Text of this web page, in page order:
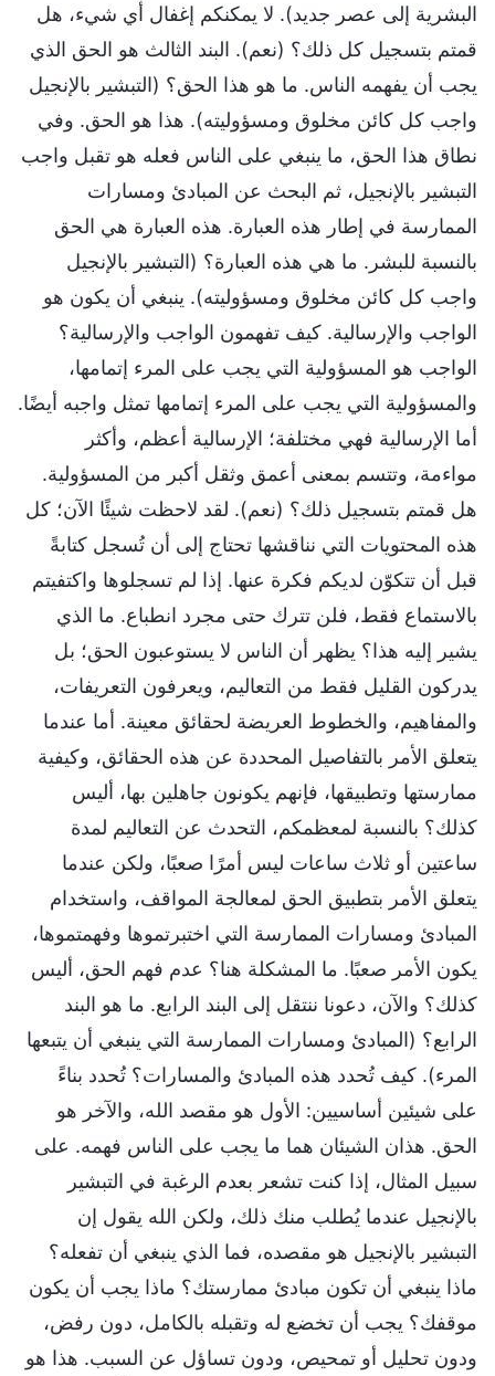
البشرية إلى عصر جديد). لا يمكنكم إغفال أي شيء، هل
قمتم بتسجيل كل ذلك؟ (نعم). البند الثالث هو الحق الذي
يجب أن يفهمه الناس. ما هو هذا الحق؟ (التبشير بالإنجيل
واجب كل كائن مخلوق ومسؤوليته). هذا هو الحق. وفي
نطاق هذا الحق، ما ينبغي على الناس فعله هو تقبل واجب
التبشير بالإنجيل، ثم البحث عن المبادئ ومسارات
الممارسة في إطار هذه العبارة. هذه العبارة هي الحق
بالنسبة للبشر. ما هي هذه العبارة؟ (التبشير بالإنجيل
واجب كل كائن مخلوق ومسؤوليته). ينبغي أن يكون هو
الواجب والإرسالية. كيف تفهمون الواجب والإرسالية؟
الواجب هو المسؤولية التي يجب على المرء إتمامها،
والمسؤولية التي يجب على المرء إتمامها تمثل واجبه أيضًا.
أما الإرسالية فهي مختلفة؛ الإرسالية أعظم، وأكثر
مواءمة، وتتسم بمعنى أعمق وثقل أكبر من المسؤولية.
هل قمتم بتسجيل ذلك؟ (نعم). لقد لاحظت شيئًا الآن؛ كل
هذه المحتويات التي نناقشها تحتاج إلى أن تُسجل كتابةً
قبل أن تتكوّن لديكم فكرة عنها. إذا لم تسجلوها واكتفيتم
بالاستماع فقط، فلن تترك حتى مجرد انطباع. ما الذي
يشير إليه هذا؟ يظهر أن الناس لا يستوعبون الحق؛ بل
يدركون القليل فقط من التعاليم، ويعرفون التعريفات،
والمفاهيم، والخطوط العريضة لحقائق معينة. أما عندما
يتعلق الأمر بالتفاصيل المحددة عن هذه الحقائق، وكيفية
ممارستها وتطبيقها، فإنهم يكونون جاهلين بها، أليس
كذلك؟ بالنسبة لمعظمكم، التحدث عن التعاليم لمدة
ساعتين أو ثلاث ساعات ليس أمرًا صعبًا، ولكن عندما
يتعلق الأمر بتطبيق الحق لمعالجة المواقف، واستخدام
المبادئ ومسارات الممارسة التي اختبرتموها وفهمتموها،
يكون الأمر صعبًا. ما المشكلة هنا؟ عدم فهم الحق، أليس
كذلك؟ والآن، دعونا ننتقل إلى البند الرابع. ما هو البند
الرابع؟ (المبادئ ومسارات الممارسة التي ينبغي أن يتبعها
المرء). كيف تُحدد هذه المبادئ والمسارات؟ تُحدد بناءً
على شيئين أساسيين: الأول هو مقصد الله، والآخر هو
الحق. هذان الشيئان هما ما يجب على الناس فهمه. على
سبيل المثال، إذا كنت تشعر بعدم الرغبة في التبشير
بالإنجيل عندما يُطلب منك ذلك، ولكن الله يقول إن
التبشير بالإنجيل هو مقصده، فما الذي ينبغي أن تفعله؟
ماذا ينبغي أن تكون مبادئ ممارستك؟ ماذا يجب أن يكون
موقفك؟ يجب أن تخضع له وتقبله بالكامل، دون رفض،
ودون تحليل أو تمحيص، ودون تساؤل عن السبب. هذا هو